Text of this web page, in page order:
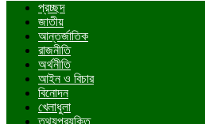
প্রচ্ছদ
জাতীয়
আন্তর্জাতিক
রাজনীতি
অর্থনীতি
আইন ও বিচার
বিনোদন
খেলাধুলা
তথ্যপ্রযুক্তি